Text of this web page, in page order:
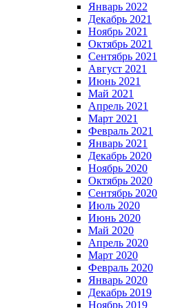
Январь 2022
Декабрь 2021
Ноябрь 2021
Октябрь 2021
Сентябрь 2021
Август 2021
Июнь 2021
Май 2021
Апрель 2021
Март 2021
Февраль 2021
Январь 2021
Декабрь 2020
Ноябрь 2020
Октябрь 2020
Сентябрь 2020
Июль 2020
Июнь 2020
Май 2020
Апрель 2020
Март 2020
Февраль 2020
Январь 2020
Декабрь 2019
Ноябрь 2019